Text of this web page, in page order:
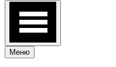
Меню